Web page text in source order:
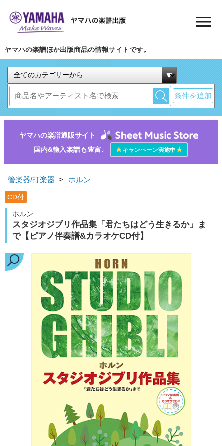
ヤマハの楽譜ほか出版商品の情報サイトです。
条件を追加
ヤマハの楽譜通販サイト
国内&輸入楽譜も豊富♪
★キャンペーン実施中★
管楽器/打楽器 > ホルン
CD付
ホルン
スタジオジブリ作品集「君たちはどう生きるか」ま
で【ピアノ伴奏譜&カラオケCD付】